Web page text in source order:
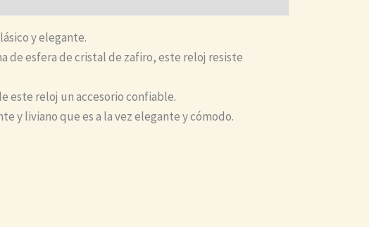
y elegante.
de esfera de cristal de zafiro, este reloj resiste
este reloj un accesorio confiable.
y liviano que es a la vez elegante y cómodo.